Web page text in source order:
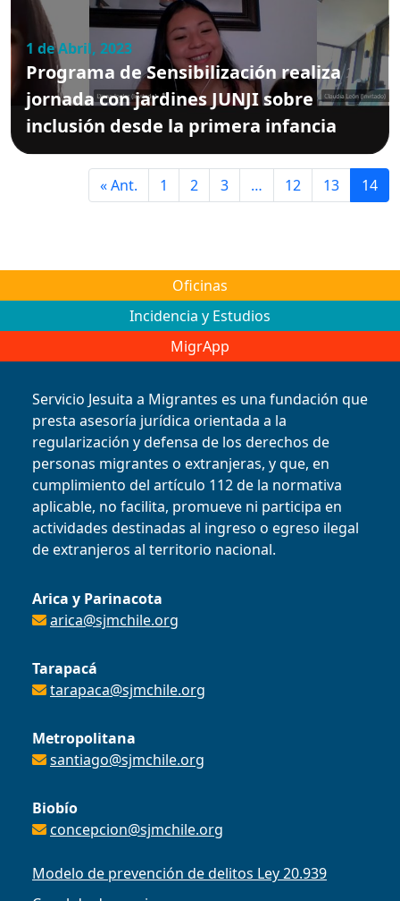
1 de Abril, 2023
Programa de Sensibilización realiza
jornada con jardines JUNJI sobre
inclusión desde la primera infancia
« Ant. 1 2 3 … 12 13 14
Oficinas
Incidencia y Estudios
MigrApp
Servicio Jesuita a Migrantes es una fundación que
presta asesoría jurídica orientada a la
regularización y defensa de los derechos de
personas migrantes o extranjeras, y que, en
cumplimiento del artículo 112 de la normativa
aplicable, no facilita, promueve ni participa en
actividades destinadas al ingreso o egreso ilegal
de extranjeros al territorio nacional.
Arica y Parinacota
arica@sjmchile.org
Tarapacá
tarapaca@sjmchile.org
Metropolitana
santiago@sjmchile.org
Biobío
concepcion@sjmchile.org
Modelo de prevención de delitos Ley 20.939